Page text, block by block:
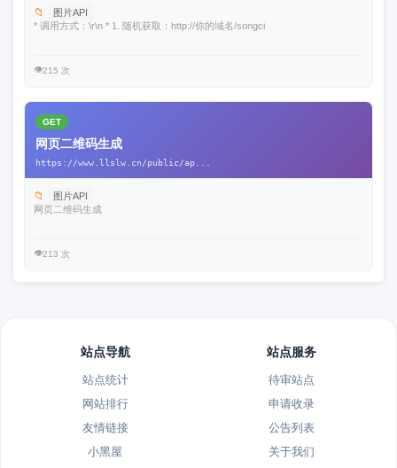
📁
图片API
* 调用方式：\r\n * 1. 随机获取：http://你的域名/songci
👁️215 次
GET
网页二维码生成
https://www.llslw.cn/public/ap...
📁
图片API
网页二维码生成
👁️213 次
站点导航
站点统计
网站排行
友情链接
小黑屋
站点服务
待审站点
申请收录
公告列表
关于我们